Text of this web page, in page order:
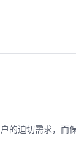
的迫切需求，而
从入门 · 到做AI应